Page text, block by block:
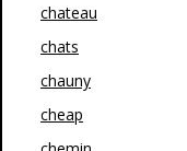
chateau
chats
chauny
cheap